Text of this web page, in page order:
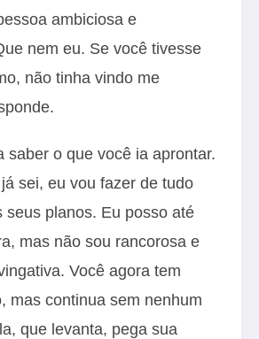
ambiciosa e
nem eu. Se você tivesse
não tinha vindo me
saber o que você ia aprontar.
sei, eu vou fazer de tudo
seus planos. Eu posso até
mas não sou rancorosa e
Você agora tem
mas continua sem nenhum
que levanta, pega sua